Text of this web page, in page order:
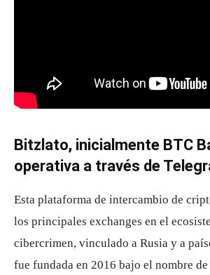
Bitzlato, inicialmente BTC
operativa a través de
Esta plataforma de intercambio de
los principales exchanges en el
cibercrimen, vinculado a Rusia y a
fue fundada en 2016 bajo el nombre